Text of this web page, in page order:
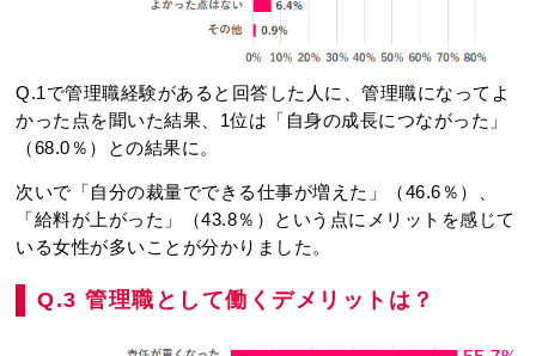
Q.1で管理職経験があると回答した人に、管理職になってよ
かった点を聞いた結果、1位は「自身の成長につながった」
（68.0％）との結果に。
次いで「自分の裁量でできる仕事が増えた」（46.6％）、
「給料が上がった」（43.8％）という点にメリットを感じて
いる女性が多いことが分かりました。
Q.3 管理職として働くデメリットは？